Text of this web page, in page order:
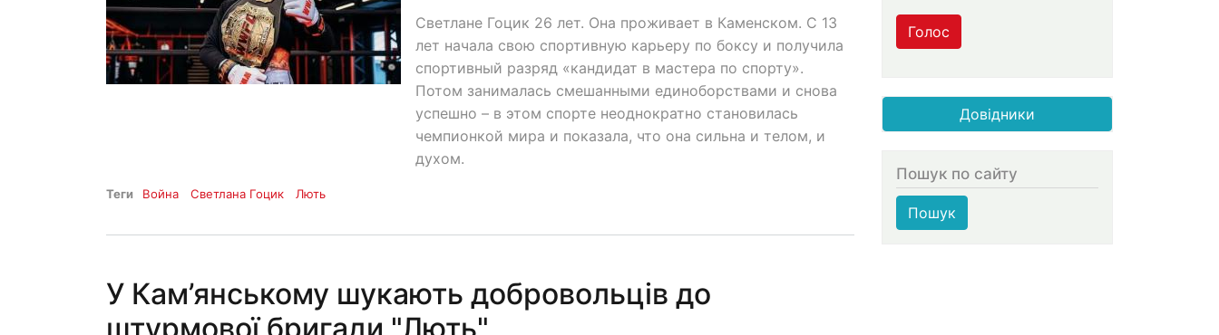
Светлане Гоцик 26 лет. Она проживает в Каменском. С 13
лет начала свою спортивную карьеру по боксу и получила
спортивный разряд «кандидат в мастера по спорту».
Потом занималась смешанными единоборствами и снова
успешно – в этом спорте неоднократно становилась
чемпионкой мира и показала, что она сильна и телом, и
духом.
Теги Война Светлана Гоцик Лють
У Кам’янському шукають добровольців до
Голос
Довідники
Пошук по сайту
Пошук